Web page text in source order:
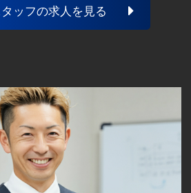
ッフの求人を見る